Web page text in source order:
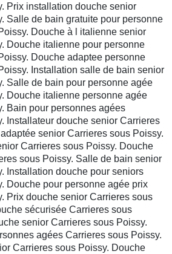
Prix installation douche senior
Salle de bain gratuite pour personne
Douche à l italienne senior
Douche italienne pour personne
Douche adaptee personne
Installation salle de bain senior
Salle de bain pour personne agée
Douche italienne personne agée
Bain pour personnes agées
Installateur douche senior Carrieres
senior Carrieres sous Poissy.
Carrieres sous Poissy. Douche
sous Poissy. Salle de bain senior
Installation douche pour seniors
Douche pour personne agée prix
Prix douche senior Carrieres sous
sécurisée Carrieres sous
senior Carrieres sous Poissy.
agées Carrieres sous Poissy.
Carrieres sous Poissy. Douche